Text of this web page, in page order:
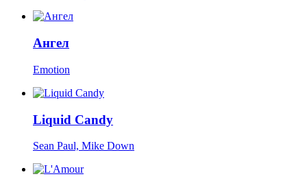
Ангел
Emotion
Liquid Candy
Sean Paul, Mike Down